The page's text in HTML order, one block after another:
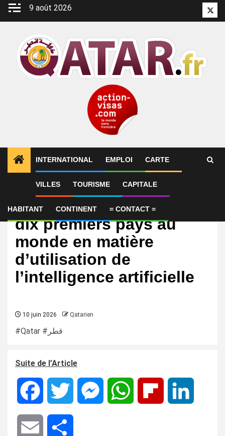
Aller
9 août 2026
INTERNATIONAL EMPLOI CARTE
VILLES TOURISME CAPITALE
HABITANT CONTINENT = CONTACT =
International
Le Qatar figure parmi les
dix premiers pays au
monde en matière
d’utilisation de
l’intelligence artificielle
10 juin 2026 Qatarien
#Qatar #قطر
Suite de l’Article
Facebook Twitter MessengerWhatsApp Flipboard
Email